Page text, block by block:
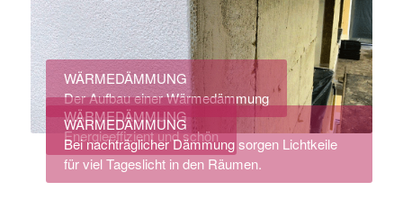
WÄRMEDÄMMUNG
Der Aufbau einer Wärmedämmung
WÄRMEDÄMMUNG
Energieeffizient und schön
WÄRMEDÄMMUNG
Bei nachträglicher Dämmung sorgen Lichtkeile
für viel Tageslicht in den Räumen.